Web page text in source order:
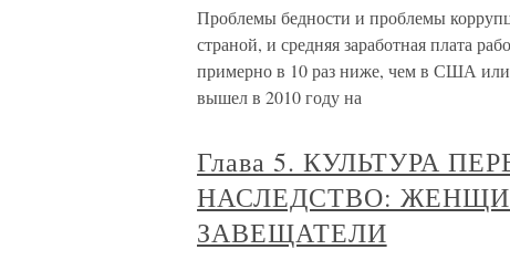
Проблемы бедности и проблемы
страной, и средняя заработная плата
примерно в 10 раз ниже, чем в США
вышел в 2010 году на
Глава 5. КУЛЬТУРА
НАСЛЕДСТВО:
ЗАВЕЩАТЕЛИ